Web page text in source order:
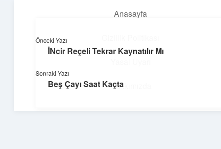
Anasayfa
Hakkımızda
Üretim ve İlham
Yaratıcı projelerle dünyanı inşa et!
Önceki Yazı
İNcir Reçeli Tekrar Kaynatılır Mı
Sonraki Yazı
Beş Çayı Saat Kaçta